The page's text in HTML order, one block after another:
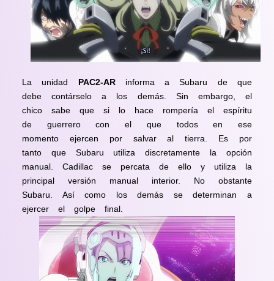
La unidad PAC2-ARinforma a Subaru de que
debe contárselo a los demás. Sin embargo, el
chico sabe que si lo hace rompería el espíritu
de guerrero con el que todos en ese
momento ejercen por salvar al tierra. Es por
tanto que Subaru utiliza discretamente la opción
manual. Cadillac se percata de ello y utiliza la
principal versión manual interior. No obstante
Subaru. Así como los demás se determinan a
ejercer el golpe final.